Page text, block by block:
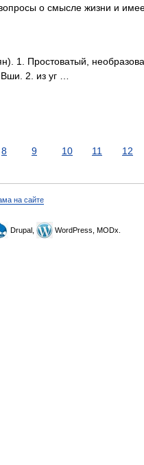
о смысле жизни и
1. Простоватый,
2. из уг …
8 9 10 11 12
на сайте
Drupal, WordPress, MODx.